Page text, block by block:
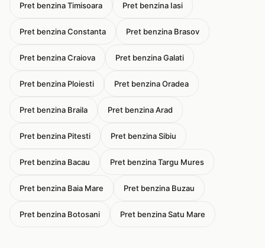
Pret benzina Timisoara Pret benzina Iasi
Pret benzina Constanta Pret benzina Brasov
Pret benzina Craiova Pret benzina Galati
Pret benzina Ploiesti Pret benzina Oradea
Pret benzina Braila Pret benzina Arad
Pret benzina Pitesti Pret benzina Sibiu
Pret benzina Bacau Pret benzina Targu Mures
Pret benzina Baia Mare Pret benzina Buzau
Pret benzina Botosani Pret benzina Satu Mare